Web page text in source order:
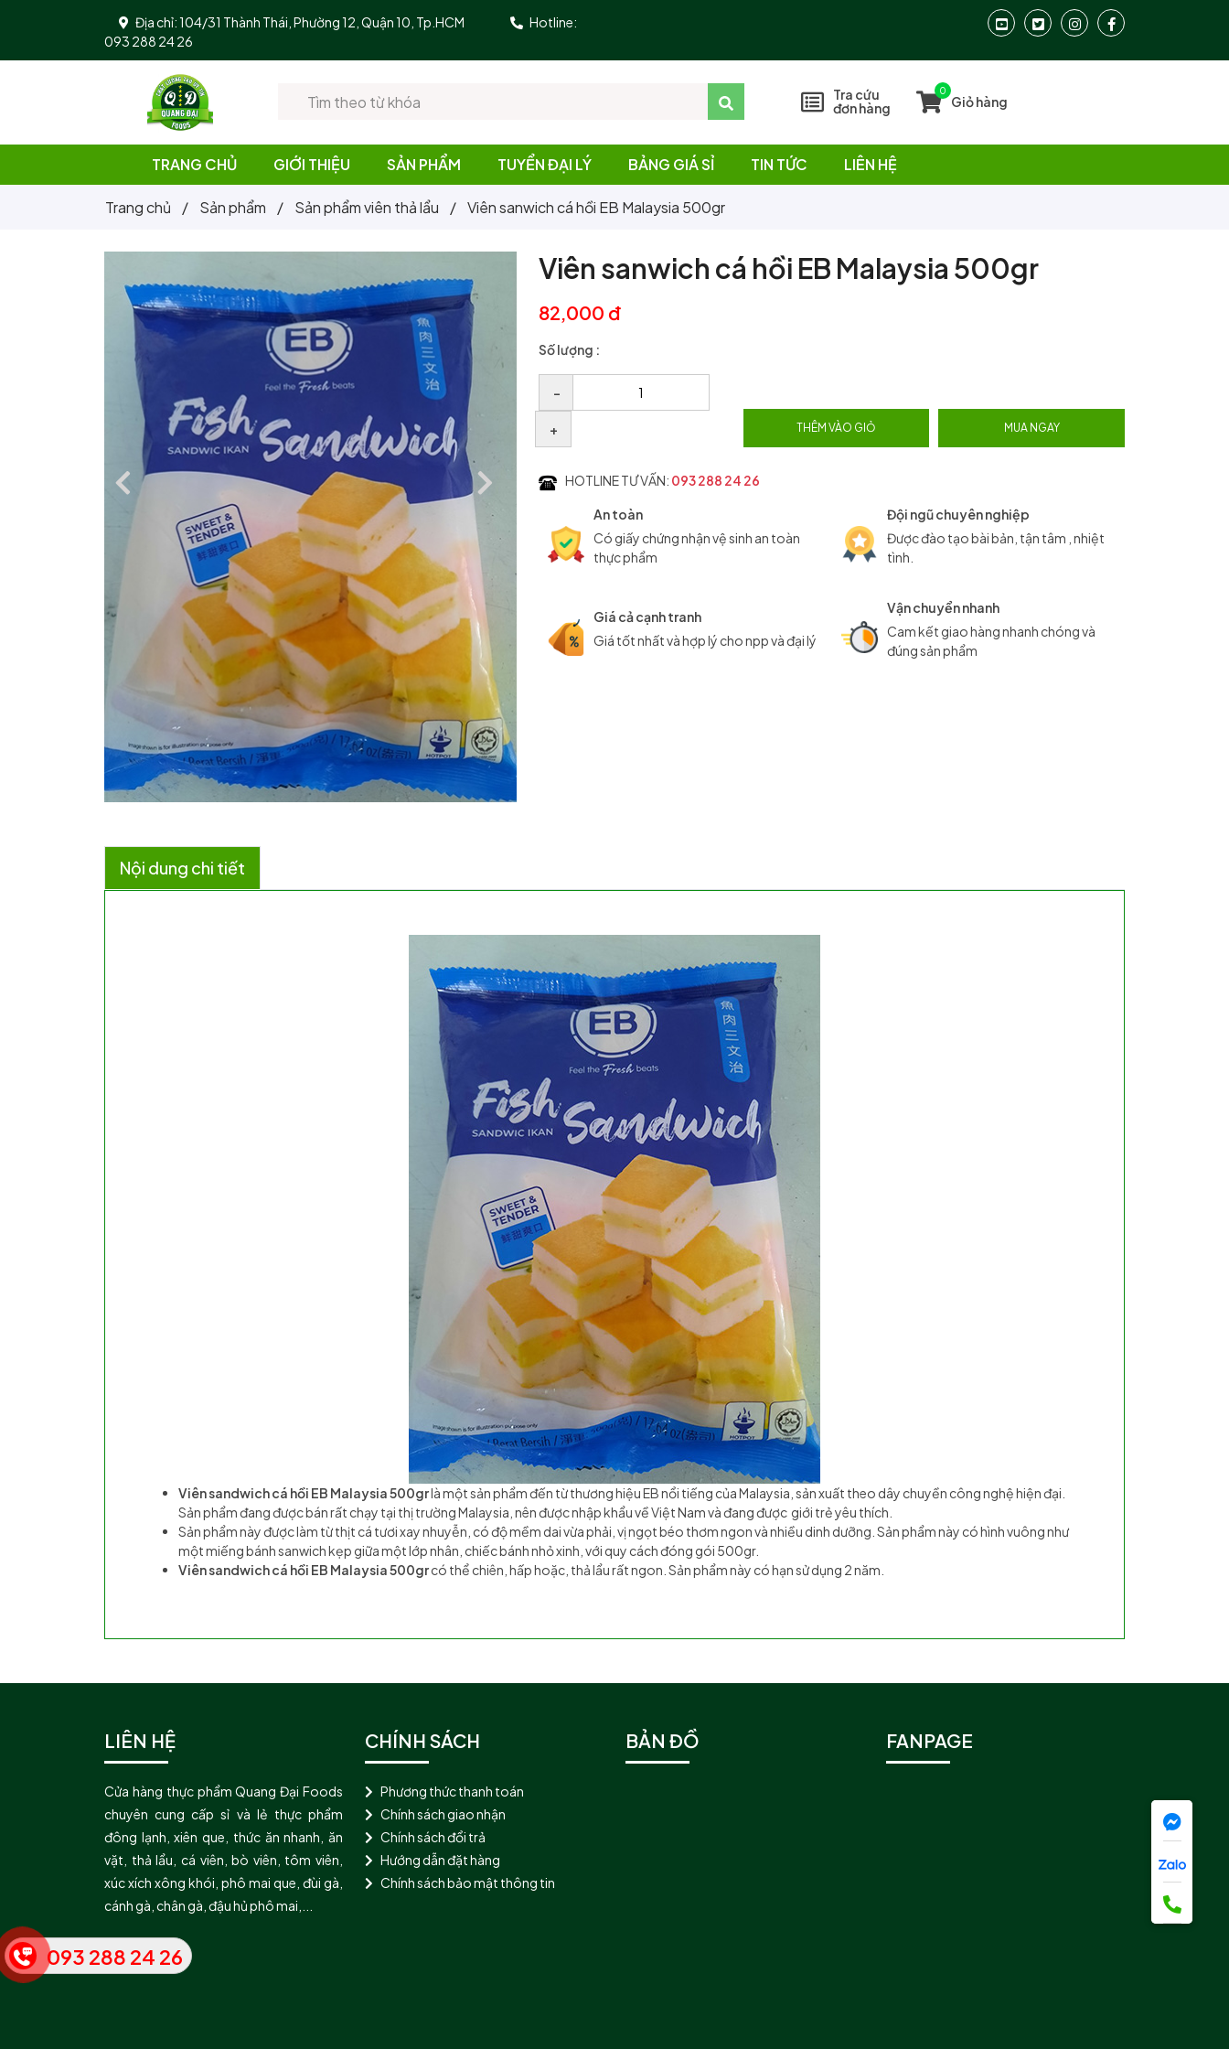
Địa chỉ: 104/31 Thành Thái, Phường 12, Quận 10, Tp.HCM
Hotline:
093 288 24 26
Tra cứu
đơn hàng
0
Giỏ hàng
TRANG CHỦ GIỚI THIỆU SẢN PHẨM TUYỂN ĐẠI LÝ BẢNG GIÁ SỈ TIN TỨC LIÊN HỆ
Trang chủ / Sản phẩm / Sản phẩm viên thả lẩu / Viên sanwich cá hồi EB Malaysia 500gr
Viên sanwich cá hồi EB Malaysia 500gr
82,000 đ
Số lượng :
–
+ THÊM VÀO GIỎ MUA NGAY
HOTLINE TƯ VẤN: 093 288 24 26
An toàn
Có giấy chứng nhận vệ sinh an toàn
thực phẩm
Đội ngũ chuyên nghiệp
Được đào tạo bài bản, tận tâm , nhiệt
tình.
Giá cả cạnh tranh
Giá tốt nhất và hợp lý cho npp và đại lý
Vận chuyển nhanh
Cam kết giao hàng nhanh chóng và
đúng sản phẩm
Nội dung chi tiết
Viên sandwich cá hồi EB Malaysia 500grlà một sản phẩm đến từ thương hiệu EB nổi tiếng của Malaysia, sản xuất theo dây chuyền công nghệ hiện đại.
Sản phẩm đang được bán rất chạy tại thị trường Malaysia, nên được nhập khẩu về Việt Nam và đang được giới trẻ yêu thích.
Sản phẩm này được làm từ thịt cá tươi xay nhuyễn, có độ mềm dai vừa phải, vị ngọt béo thơm ngon và nhiều dinh dưỡng. Sản phẩm này có hình vuông như
một miếng bánh sanwich kẹp giữa một lớp nhân, chiếc bánh nhỏ xinh, với quy cách đóng gói 500gr.
Viên sandwich cá hồi EB Malaysia 500grcó thể chiên, hấp hoặc, thả lẩu rất ngon. Sản phẩm này có hạn sử dụng 2 năm.
LIÊN HỆ
Cửa hàng thực phẩm Quang Đại Foods
chuyên cung cấp sỉ và lẻ thực phẩm
đông lạnh, xiên que, thức ăn nhanh, ăn
vặt, thả lẩu, cá viên, bò viên, tôm viên,
xúc xích xông khói, phô mai que, đùi gà,
cánh gà, chân gà, đậu hủ phô mai,...
CHÍNH SÁCH
Phương thức thanh toán
Chính sách giao nhận
Chính sách đổi trả
Hướng dẫn đặt hàng
Chính sách bảo mật thông tin
BẢN ĐỒ FANPAGE
093 288 24 26